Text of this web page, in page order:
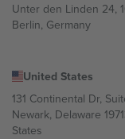
Unter den Linden 24,
Berlin, Germany
United States
131 Continental Dr,
Newark, Delaware
States